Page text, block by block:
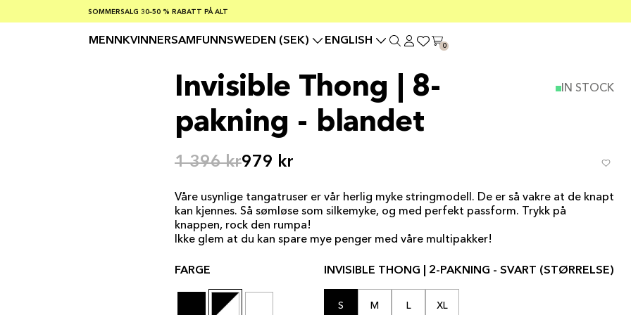
SOMMERSALG 30–50 % RABATT PÅ ALT
GRATIS FRAKT PÅ ORDRE OVER €100
TRYGGE BETALINGER MED KLARNA
MENNKVINNERSAMFUNNSWEDEN (SEK) ENGLISH 0
Invisible Thong | 8-
pakning - blandet
IN STOCK
1 396 kr979 kr
Våre usynlige tangatruser er vår herlig myke stringmodell. De er så vakre at de knapt
kan kjennes. Så sømløse som silkemyke, og med perfekt passform. Trykk på
knappen, rock den rumpa!
Ikke glem at du kan spare mye penger med våre multipakker!
FARGE INVISIBLE THONG | 2-PAKNING - SVART (STØRRELSE)
S M L XL